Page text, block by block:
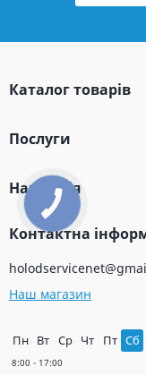
Каталог товарів
Послуги
Навігація
Контактна
Наш магазин
Пн Вт Ср Чт Пт Сб